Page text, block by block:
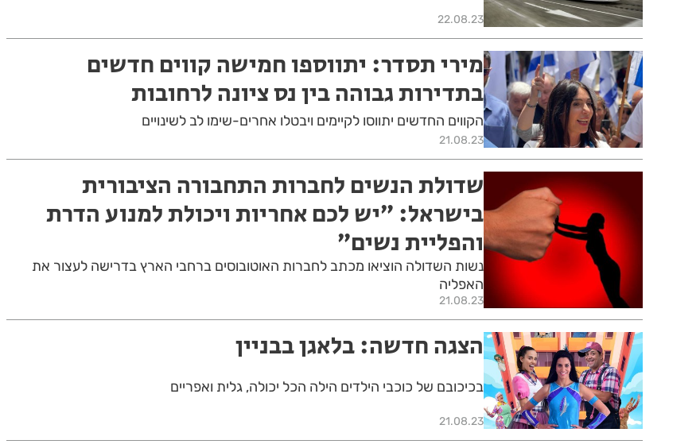
22.08.23
מירי תסדר: יתווספו חמישה קווים חדשים
בתדירות גבוהה בין נס ציונה לרחובות
הקווים החדשים יתווסו לקיימים ויבטלו אחרים-שימו לב לשינויים
21.08.23
שדולת הנשים לחברות התחבורה הציבורית
בישראל: ״יש לכם אחריות ויכולת למנוע הדרת
והפליית נשים״
נשות השדולה הוציאו מכתב לחברות האוטובוסים ברחבי הארץ בדרישה לעצור את
האפליה
21.08.23
הצגה חדשה: בלאגן בבניין
בכיכובם של כוכבי הילדים הילה הכל יכולה, גלית ואפריים
21.08.23